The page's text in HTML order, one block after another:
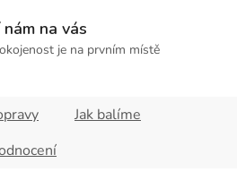
na vás
je na prvním místě
Jak balíme